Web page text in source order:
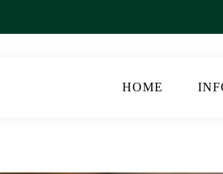
HOME